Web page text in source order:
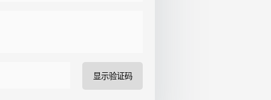
显示验证码